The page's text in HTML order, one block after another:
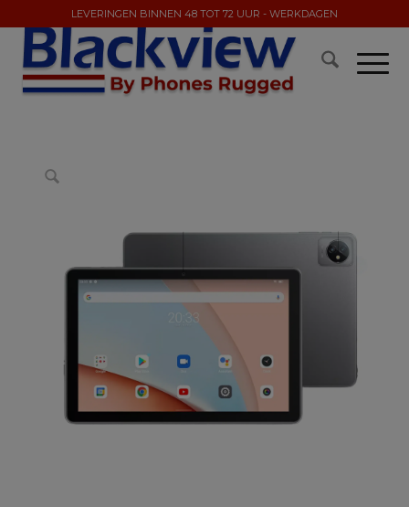
LEVERINGEN BINNEN 48 TOT 72 UUR - WERKDAGEN